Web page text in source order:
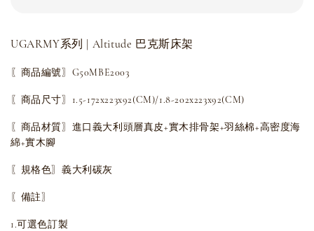
UGARMY系列 | Altitude 巴克斯床架
〖商品編號〗G50MBE2003
〖商品尺寸〗1.5-172x223x92(CM)/1.8-202x223x92(CM)
〖商品材質〗進口義大利頭層真皮+實木排骨架+羽絲棉+高密度海
綿+實木腳
〖規格色〗義大利碳灰
〖備註〗
1.可選色訂製